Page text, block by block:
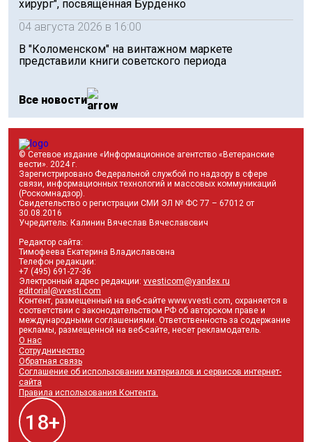
хирург", посвящённая Бурденко
04 августа 2026 в 16:00
В "Коломенском" на винтажном маркете
представили книги советского периода
Все новости
© Сетевое издание «Информационное агентство «Ветеранские
вести». 2024 г.
Зарегистрировано Федеральной службой по надзору в сфере
связи, информационных технологий и массовых коммуникаций
(Роскомнадзор).
Свидетельство о регистрации СМИ ЭЛ № ФС 77 – 67012 от
30.08.2016
Учредитель: Калинин Вячеслав Вячеславович
Редактор сайта:
Тимофеева Екатерина Владиславовна
Телефон редакции:
+7 (495) 691-27-36
Электронный адрес редакции: vvesticom@yandex.ru
editorial@vvesti.com
Контент, размещенный на веб-сайте www.vvesti.com, охраняется в
соответствии с законодательством РФ об авторском праве и
международными соглашениями. Ответственность за содержание
рекламы, размещенной на веб-сайте, несет рекламодатель.
О нас
Сотрудничество
Обратная связь
Соглашение об использовании материалов и сервисов интернет-
сайта
Правила использования Контента.
18+
Правилами
использования Контента
использовании материалов и сервисов интернет-
сайта
Политике обработки Персональных данных